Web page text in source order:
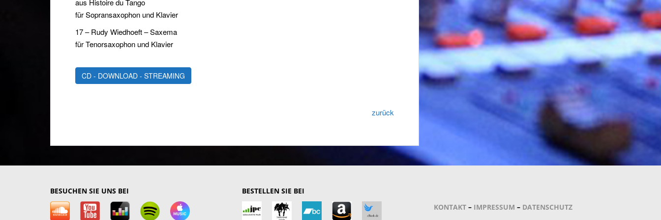
aus Histoire du Tango
für Sopransaxophon und Klavier
17 – Rudy Wiedhoeft – Saxema
für Tenorsaxophon und Klavier
zurück
BESUCHEN SIE UNS BEI
BESTELLEN SIE BEI
KONTAKT – IMPRESSUM – DATENSCHUTZ